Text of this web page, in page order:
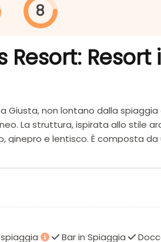
8
Resort:
Giusta, non lontano dalla
La struttura, ispirata allo stile
e lentisco. È composta
nella parte del giardino.
il riposo. Tra i principali
sul rinomato “Scoglio di
Di sabbia bianca e
Bar in Spiaggia